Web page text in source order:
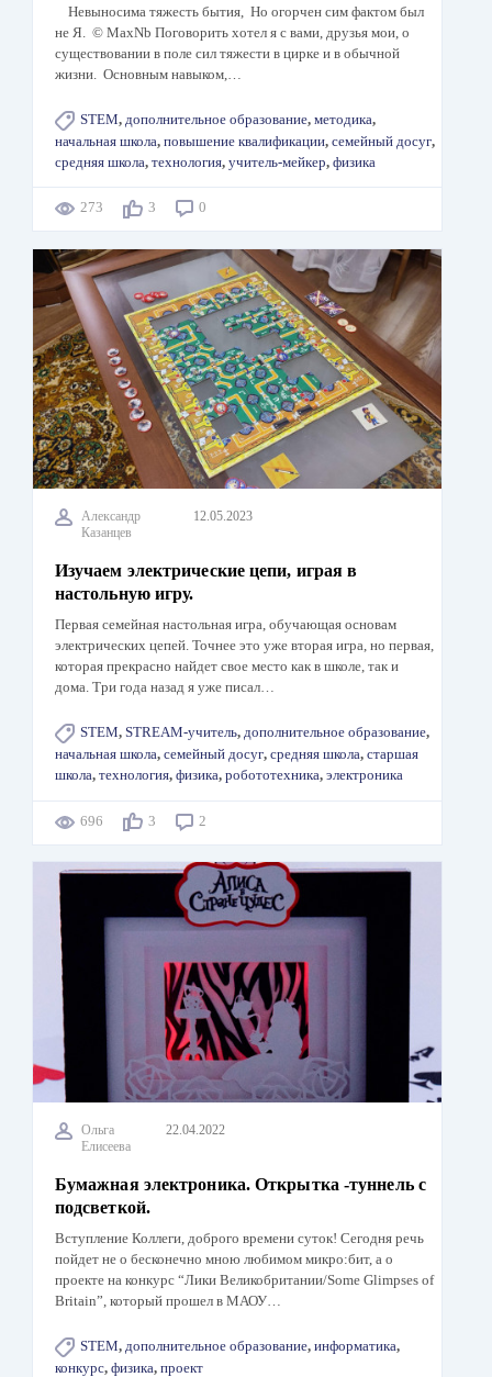
Невыносима тяжесть бытия, Но огорчен сим фактом был
не Я. © MaxNb Поговорить хотел я с вами, друзья мои, о
существовании в поле сил тяжести в цирке и в обычной
жизни. Основным навыком,…
STEM, дополнительное образование, методика,
начальная школа, повышение квалификации, семейный досуг,
средняя школа, технология, учитель-мейкер, физика
273 3 0
Александр
Казанцев
12.05.2023
Изучаем электрические цепи, играя в
настольную игру.
Первая семейная настольная игра, обучающая основам
электрических цепей. Точнее это уже вторая игра, но первая,
которая прекрасно найдет свое место как в школе, так и
дома. Три года назад я уже писал…
STEM, STREAM-учитель, дополнительное образование,
начальная школа, семейный досуг, средняя школа, старшая
школа, технология, физика, робототехника, электроника
696 3 2
Ольга
Елисеева
22.04.2022
Бумажная электроника. Открытка -туннель с
подсветкой.
Вступление Коллеги, доброго времени суток! Сегодня речь
пойдет не о бесконечно мною любимом микро:бит, а о
проекте на конкурс “Лики Великобритании/Some Glimpses of
Britain”, который прошел в МАОУ…
STEM, дополнительное образование, информатика,
конкурс, физика, проект